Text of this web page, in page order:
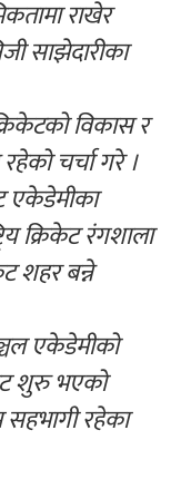
राखेर
साझेदारीका
विकास र
चर्चा गरे ।
एकेडेमीका
क्रिकेट रंगशाला
शहर बन्ने
एकेडेमीको
शुरु भएको
रहेका